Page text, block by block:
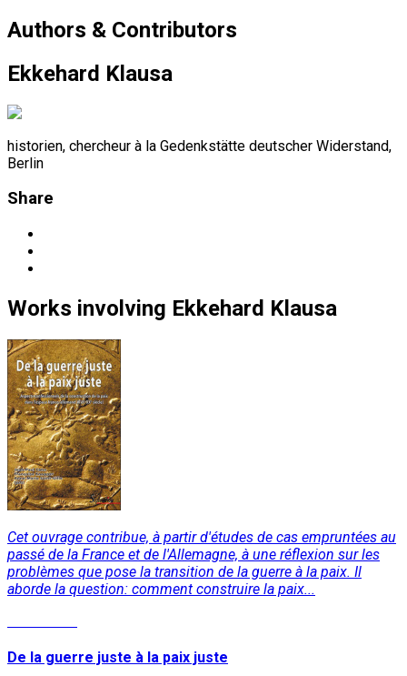
Authors & Contributors
Ekkehard Klausa
historien, chercheur à la Gedenkstätte deutscher Widerstand,
Berlin
Share
Works involving Ekkehard Klausa
Cet ouvrage contribue, à partir d'études de cas empruntées au
passé de la France et de l'Allemagne, à une réflexion sur les
problèmes que pose la transition de la guerre à la paix. Il
aborde la question: comment construire la paix...
De la guerre juste à la paix juste